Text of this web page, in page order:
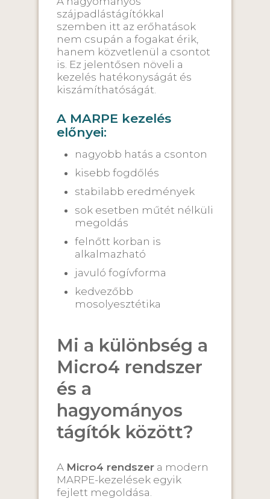
szájpadlástágítókkal
szemben itt az erőhatások
nem csupán a fogakat érik,
hanem közvetlenül a csontot
is. Ez jelentősen növeli a
kezelés hatékonyságát és
kiszámíthatóságát.
A MARPE kezelés
előnyei:
nagyobb hatás a csonton
kisebb fogdőlés
stabilabb eredmények
sok esetben műtét nélküli
megoldás
felnőtt korban is
alkalmazható
javuló fogívforma
kedvezőbb
mosolyesztétika
Mi a különbség a
Micro4 rendszer
és a
hagyományos
tágítók között?
A Micro4 rendszer a modern
MARPE-kezelések egyik
fejlett megoldása.